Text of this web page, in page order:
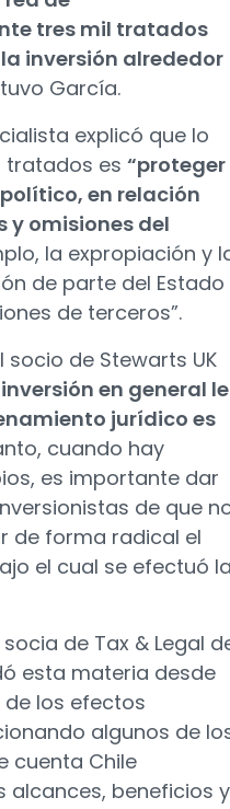
tres mil tratados
inversión alrededor
García.
explicó que lo
tratados es “proteger
en relación
y omisiones del
la expropiación y
de parte del Estado
de terceros”.
socio de Stewarts UK
en general le
jurídico es
cuando hay
es importante dar
de que
de forma radical el
el cual se efectuó
de Tax & Legal
esta materia desde
los efectos
algunos de
cuenta Chile
alcances, beneficios y